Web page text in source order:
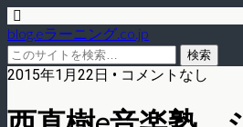
blog.eラーニング.co.jp
2015年1月22日 • コメントなし